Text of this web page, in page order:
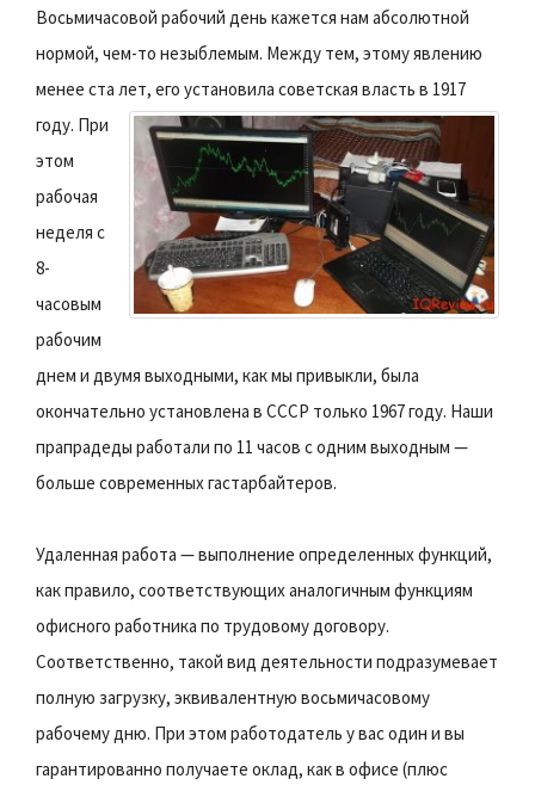
Восьмичасовой рабочий день кажется нам абсолютной
нормой, чем-то незыблемым. Между тем, этому явлению
менее ста лет, его установила советская власть в 1917
году. При
этом
рабочая
неделя с
8-
часовым
рабочим
днем и двумя выходными, как мы привыкли, была
окончательно установлена в СССР только 1967 году. Наши
прапрадеды работали по 11 часов с одним выходным —
больше современных гастарбайтеров.
Удаленная работа — выполнение определенных функций,
как правило, соответствующих аналогичным функциям
офисного работника по трудовому договору.
Соответственно, такой вид деятельности подразумевает
полную загрузку, эквивалентную восьмичасовому
рабочему дню. При этом работодатель у вас один и вы
гарантированно получаете оклад, как в офисе (плюс